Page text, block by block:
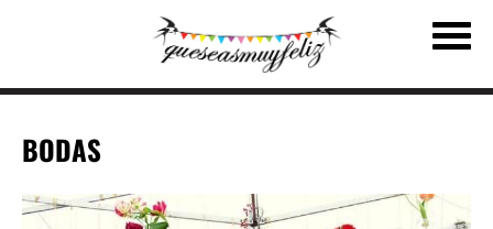
BODAS